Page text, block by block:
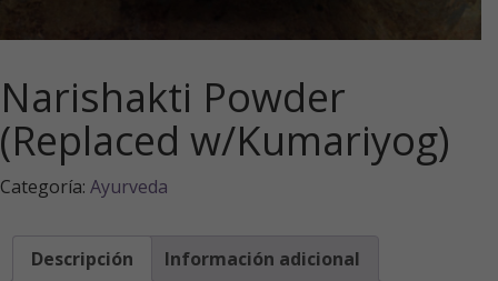
Narishakti Powder
(Replaced w/Kumariyog)
Categoría: Ayurveda
Descripción Información adicional